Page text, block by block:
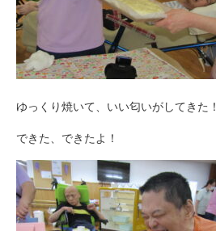
ゆっくり焼いて、いい匂いがしてきた！
できた、できたよ！